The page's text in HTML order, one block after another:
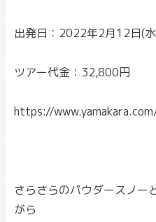
出発日：2022年2月12日(
ツアー代金：32,800円
https://
さらさらのパウダースノー
がら